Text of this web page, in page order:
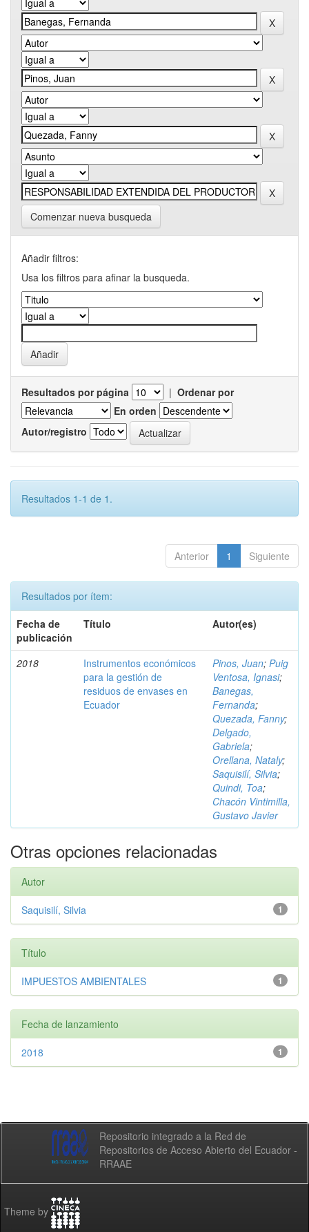
Comenzar nueva busqueda
Añadir filtros:
Usa los filtros para afinar la busqueda.
Resultados por página | Ordenar por
En orden
Autor/registro
Resultados 1-1 de 1.
Anterior 1 Siguiente
Resultados por ítem:
Fecha de
publicación
Título Autor(es)
2018
Instrumentos económicos
para la gestión de
residuos de envases en
Ecuador
Pinos, Juan; Puig
Ventosa, Ignasi;
Banegas,
Fernanda;
Quezada, Fanny;
Delgado,
Gabriela;
Orellana, Nataly;
Saquisilí, Silvia;
Quindi, Toa;
Chacón Vintimilla,
Gustavo Javier
Otras opciones relacionadas
Autor
1
Saquisilí, Silvia
Título
1
IMPUESTOS AMBIENTALES
Fecha de lanzamiento
1
2018
Repositorio integrado a la Red de
Repositorios de Acceso Abierto del Ecuador -
RRAAE
Theme by